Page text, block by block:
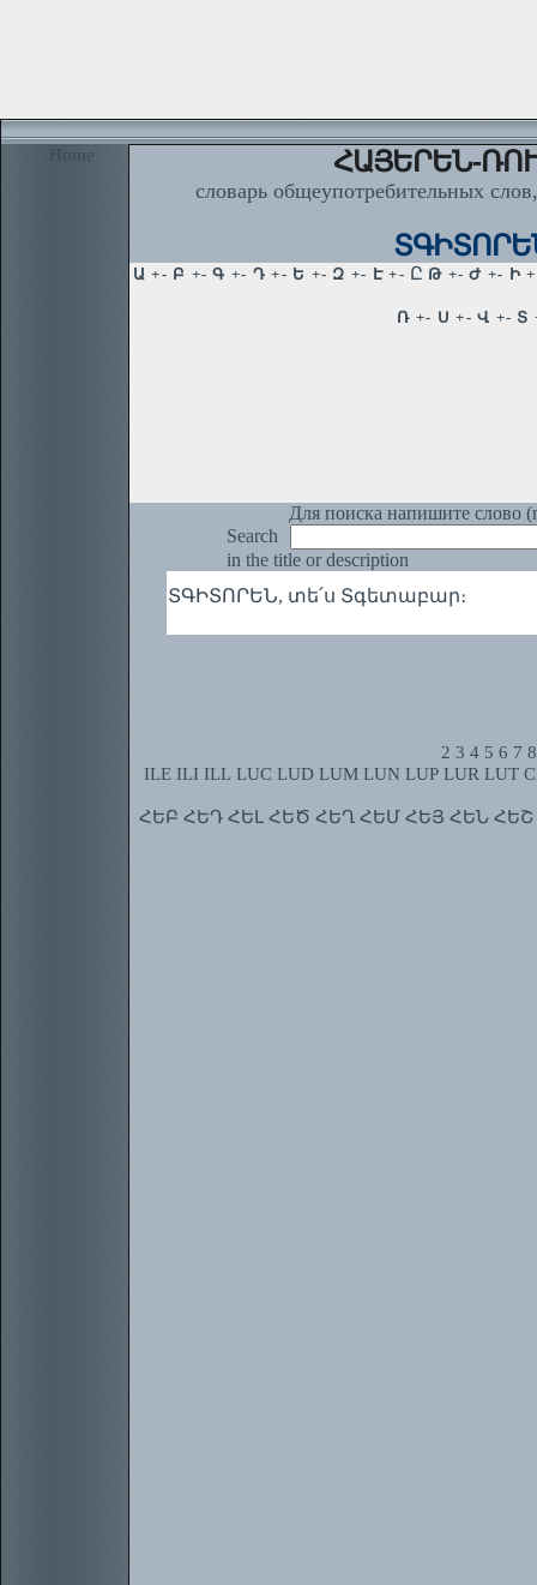
Home ՀԱՅԵՐԵՆ-
словарь общеупотребительных
Для поиска напишите слово
Search
in the title or description
ՏԳԻՏՈՐԵՆ, տե՛ս Տգետաբար։
2 3 4 5 6 7 8
ILE ILI ILL LUC LUD LUM LUN LUP LUR LUT
ՀԵԲ ՀԵԴ ՀԵԼ ՀԵԾ ՀԵՂ ՀԵՄ ՀԵՅ ՀԵՆ ՀԵՇ